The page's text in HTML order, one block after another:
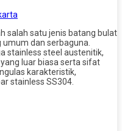
salah satu jenis batang bulat
dan serbaguna.
stainless steel austenitik,
luar biasa serta sifat
karakteristik,
stainless SS304.